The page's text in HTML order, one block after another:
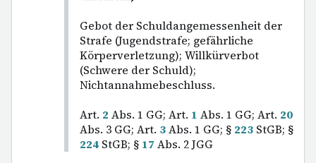
Gebot der Schuldangemessenheit der
Strafe (Jugendstrafe; gefährliche
Körperverletzung); Willkürverbot
(Schwere der Schuld);
Nichtannahmebeschluss.
Art. 2 Abs. 1 GG; Art. 1 Abs. 1 GG; Art. 20
Abs. 3 GG; Art. 3Abs. 1 GG; § 223 StGB; §
224 StGB; § 17 Abs. 2 JGG